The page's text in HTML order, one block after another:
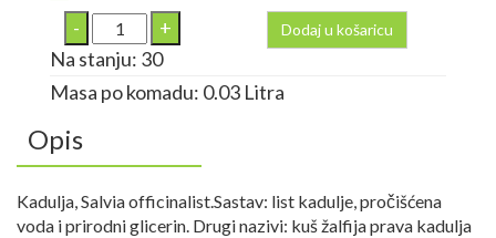
Dodaj u košaricu
Na stanju: 30
Masa po komadu: 0.03 Litra
Opis
Kadulja, Salvia officinalist.Sastav: list kadulje, pročišćena
voda i prirodni glicerin. Drugi nazivi: kuš žalfija prava kadulja